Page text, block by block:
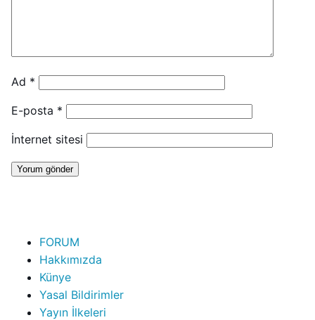
Ad *
E-posta *
İnternet sitesi
FORUM
Hakkımızda
Künye
Yasal Bildirimler
Yayın İlkeleri